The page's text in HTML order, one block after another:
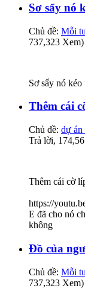
Sơ sẩy nó
Chủ đề: Mỗi
737,323
Sơ sẩy nó
Thêm cái
Chủ đề: dự án
Trả lời,
Thêm cái cờ
https://
E đã cho nó
không
Đồ của
Chủ đề: Mỗi
737,323